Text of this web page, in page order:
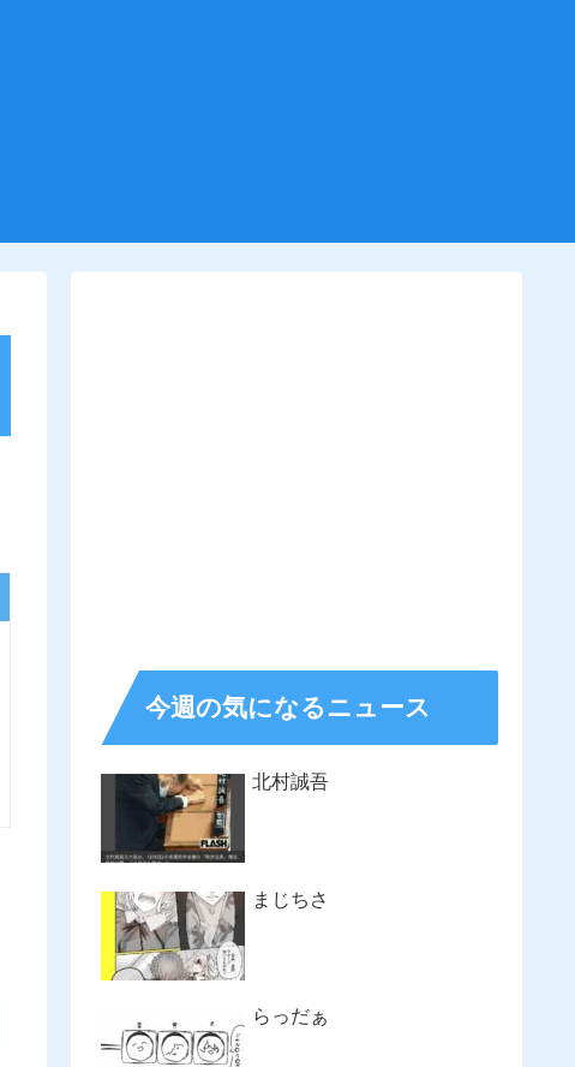
今週の気になるニュース
北村誠吾
まじちさ
らっだぁ